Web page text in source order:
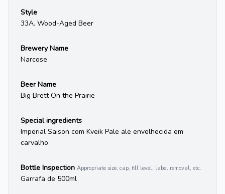
Style
33A. Wood-Aged Beer
Brewery Name
Narcose
Beer Name
Big Brett On the Prairie
Special ingredients
Imperial Saison com Kveik Pale ale envelhecida em
carvalho
Bottle Inspection Appropriate size, cap, fill level, label removal, etc.
Garrafa de 500ml